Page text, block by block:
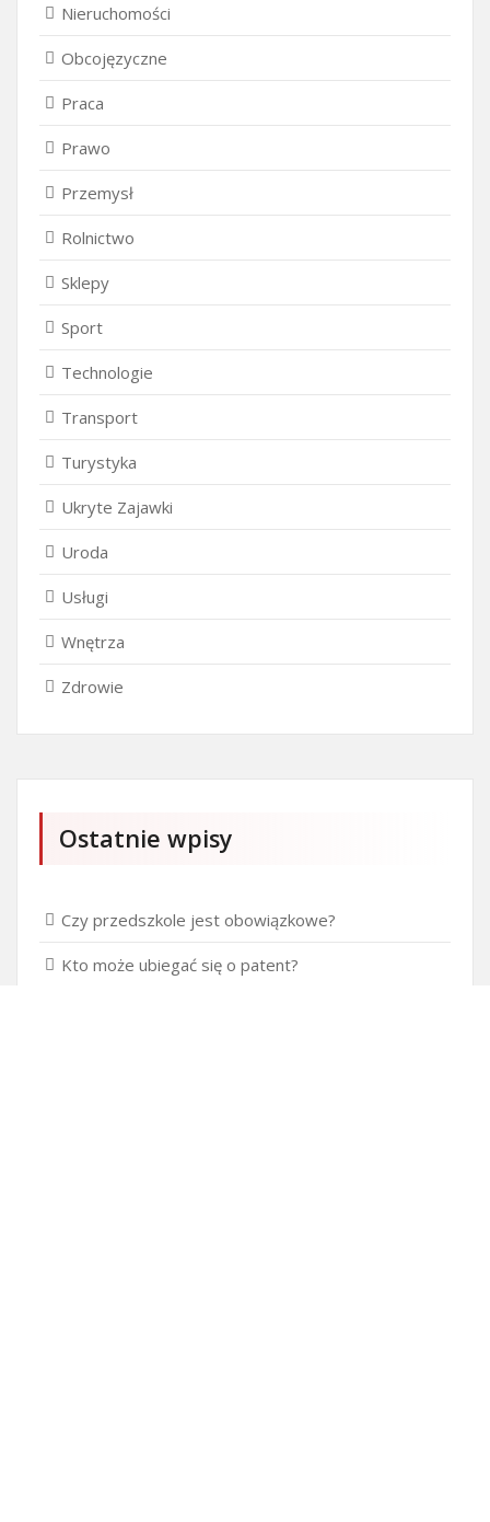
Nieruchomości
Obcojęzyczne
Praca
Prawo
Przemysł
Rolnictwo
Sklepy
Sport
Technologie
Transport
Turystyka
Ukryte Zajawki
Uroda
Usługi
Wnętrza
Zdrowie
Ostatnie wpisy
Czy przedszkole jest obowiązkowe?
Kto może ubiegać się o patent?